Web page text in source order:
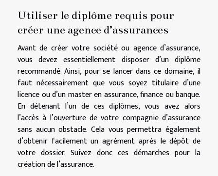
Utiliser le diplôme requis pour
créer une agence d’assurances
Avant de créer votre société ou agence d’assurance,
vous devez essentiellement disposer d’un diplôme
recommandé. Ainsi, pour se lancer dans ce domaine, il
faut nécessairement que vous soyez titulaire d’une
licence ou d’un master en assurance, finance ou banque.
En détenant l’un de ces diplômes, vous avez alors
l’accès à l’ouverture de votre compagnie d’assurance
sans aucun obstacle. Cela vous permettra également
d’obtenir facilement un agrément après le dépôt de
votre dossier. Suivez donc ces démarches pour la
création de l’assurance.